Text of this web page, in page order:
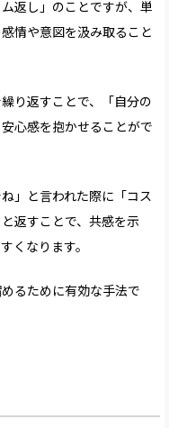
返し」のことですが、単
情や意図を汲み取ること
り返すことで、「自分の
心感を抱かせることがで
」と言われた際に「コス
返すことで、共感を示
くなります。
るために有効な手法で